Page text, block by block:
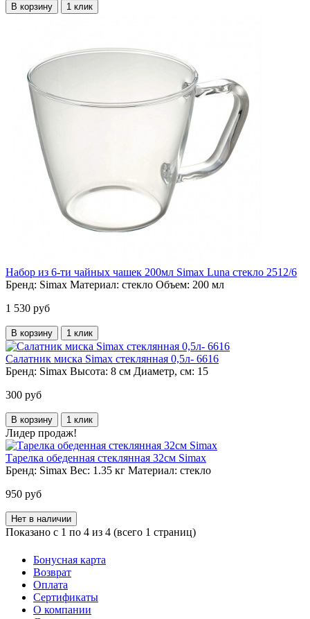
В корзину 1 клик
Набор из 6-ти чайных чашек 200мл Simax Luna стекло 2512/6
Бренд: Simax Материал: стекло Объем: 200 мл
1 530 руб
В корзину 1 клик
Салатник миска Simax стеклянная 0,5л- 6616
Бренд: Simax Высота: 8 см Диаметр, см: 15
300 руб
В корзину 1 клик
Лидер продаж!
Тарелка обеденная стеклянная 32см Simax
Бренд: Simax Вес: 1.35 кг Материал: стекло
950 руб
Нет в наличии
Показано с 1 по 4 из 4 (всего 1 страниц)
Бонусная карта
Возврат
Оплата
Сертификаты
О компании